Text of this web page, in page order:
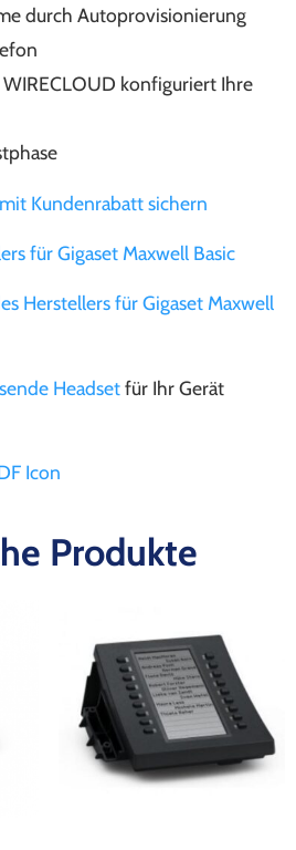
durch Autoprovisionierung
konfiguriert Ihre
Kundenrabatt sichern
für Gigaset Maxwell Basic
Herstellers für Gigaset Maxwell
Headsetfür Ihr Gerät
Icon
Produkte